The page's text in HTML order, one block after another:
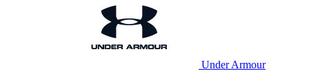
Under Armour